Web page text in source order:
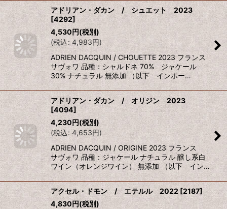
アドリアン・ダカン / シュエット 2023
[4292]
4,530円(税別)
(税込: 4,983円)
ADRIEN DACQUIN / CHOUETTE 2023 フランス
サヴォワ 品種：シャルドネ 70% ジャケール
30% ナチュラル 無添加 （以下 インポー…
アドリアン・ダカン / オリジン 2023
[4094]
4,230円(税別)
(税込: 4,653円)
ADRIEN DACQUIN / ORIGINE 2023 フランス
サヴォワ 品種：ジャケール ナチュラル 醸し系白
ワイン（オレンジワイン） 無添加 （以下 イン…
アクセル・ドモン / エテルル 2022 [2187]
4,830円(税別)